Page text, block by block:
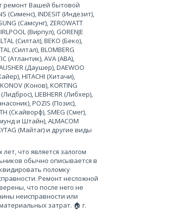
ремонт Вашей бытовой
(Сименс), INDESIT (Индезит),
(Самсунг), ZEROWATT
(Вирпул), GORENJE
(Силтал), BEKO (Беко),
(Силтал), BLOMBERG
(Атлантик), AVA (АВА),
(Даушер), DAEWOO
HITACHI (Хитачи),
(Конов), KORTING
LIEBHERR (Либхер),
POZIS (Позис),
(Скайворф), SMEG (Смег),
и Штайн), ALMACOM
(Майтаг) и другие виды
что является залогом
обычно описывается в
поломку
Ремонт несложной
что после него не
неисправности или
затрат. 🏠 г.